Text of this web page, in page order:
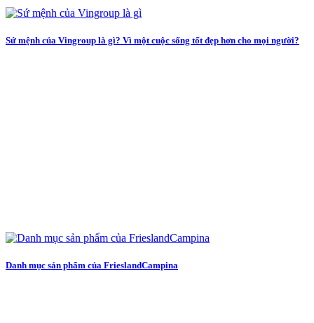
Sứ mệnh của Vingroup là gì? Vì một cuộc sống tốt đẹp hơn cho mọi người?
Danh mục sản phẩm của FrieslandCampina